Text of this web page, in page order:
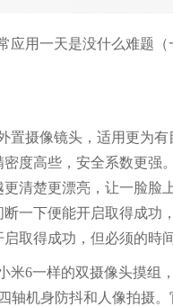
应用一天是没什么难题
置摄像镜头，适用更为
度高些，安全系数更
清楚更漂亮，让一脸
一下便能开启取得成
取得成功，但必须的
米6一样的双摄像头摸
轴机身防抖和人像拍摄